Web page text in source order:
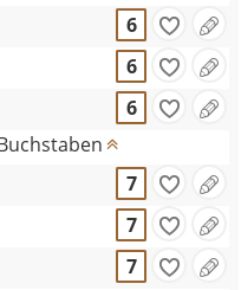
6
6
6
7
7
7